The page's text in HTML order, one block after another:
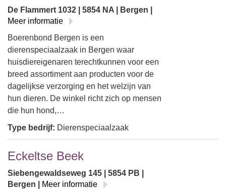
De Flammert 1032 | 5854 NA | Bergen |
Meer informatie
Boerenbond Bergen is een
dierenspeciaalzaak in Bergen waar
huisdiereigenaren terechtkunnen voor een
breed assortiment aan producten voor de
dagelijkse verzorging en het welzijn van
hun dieren. De winkel richt zich op mensen
die hun hond,…
Type bedrijf: Dierenspeciaalzaak
Eckeltse Beek
Siebengewaldseweg 145 | 5854 PB |
Bergen |
Meer informatie